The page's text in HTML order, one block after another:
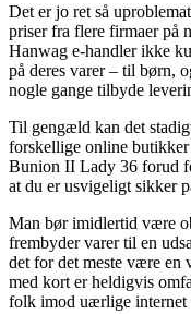
Det er jo ret så
priser fra flere firmaer på
Hanwag e-handler ikke
på deres varer – til børn,
nogle gange tilbyde
Til gengæld kan det
forskellige online
Bunion II Lady 36 forud
at du er usvigeligt sikker
Man bør imidlertid være
frembyder varer til en
det for det meste være en
med kort er heldigvis
folk imod uærlige internet